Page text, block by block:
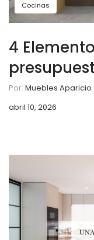
Cocinas
4
Por: Muebles Aparicio
abril 10, 2026